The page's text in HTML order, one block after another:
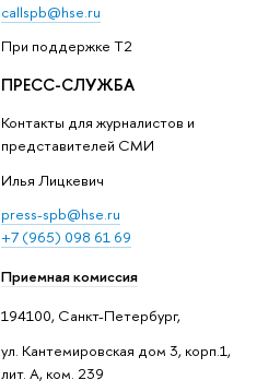
callspb@hse.ru
При поддержке T2
ПРЕСС-СЛУЖБА
Контакты для журналистов и
представителей СМИ
Илья Лицкевич
press-spb@hse.ru
+7 (965) 098 61 69
Приемная комиссия
194100, Санкт-Петербург,
ул. Кантемировская дом 3, корп.1,
лит. А, ком. 239